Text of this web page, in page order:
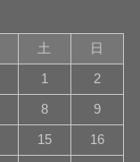
土 日
1 2
8 9
15 16